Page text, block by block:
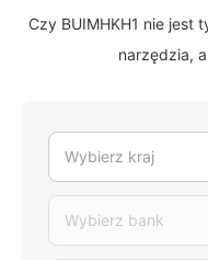
Czy BUIMHKH1 nie jest
narzędzia,
Wybierz kraj
Wybierz bank